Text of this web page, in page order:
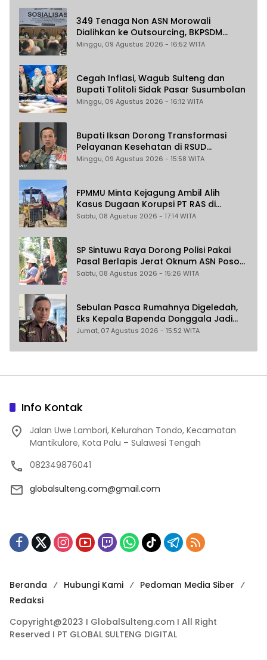
349 Tenaga Non ASN Morowali
Dialihkan ke Outsourcing, BKPSDM
Pastikan Gaji Tak Berubah dan Dapat
Minggu, 09 Agustus 2026 - 16:52 WITA
Cegah Inflasi, Wagub Sulteng dan
Bupati Tolitoli Sidak Pasar Susumbolan
Minggu, 09 Agustus 2026 - 16:12 WITA
Bupati Iksan Dorong Transformasi
Pelayanan Kesehatan di RSUD
Morowali
Minggu, 09 Agustus 2026 - 15:58 WITA
FPMMU Minta Kejagung Ambil Alih
Kasus Dugaan Korupsi PT RAS di
Morowali Utara
Sabtu, 08 Agustus 2026 - 17:14 WITA
SP Sintuwu Raya Dorong Polisi Pakai
Pasal Berlapis Jerat Oknum ASN Poso
Terlibat Dugaan Pelecehan Seksual
Sabtu, 08 Agustus 2026 - 15:26 WITA
Sebulan Pasca Rumahnya Digeledah,
Eks Kepala Bapenda Donggala Jadi
Tersangka Dugaan Korupsi
Jumat, 07 Agustus 2026 - 15:52 WITA
Info Kontak
Jalan Uwe Lambori, Kelurahan Tondo, Kecamatan
Mantikulore, Kota Palu – Sulawesi Tengah
082349876041
globalsulteng.com@gmail.com
Beranda Hubungi Kami
Pedoman Media Siber
Redaksi
Copyright@2023 I GlobalSulteng.com I All Right
Reserved I PT GLOBAL SULTENG DIGITAL